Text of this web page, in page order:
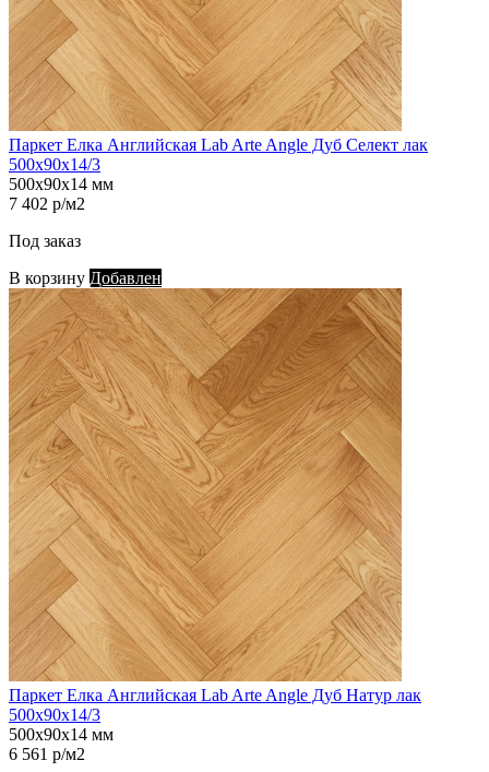
Паркет Елка Английская Lab Arte Angle Дуб Селект лак
500х90х14/3
500х90х14 мм
7 402 р/м2
Под заказ
В корзину Добавлен
Паркет Елка Английская Lab Arte Angle Дуб Натур лак
500х90х14/3
500х90х14 мм
6 561 р/м2